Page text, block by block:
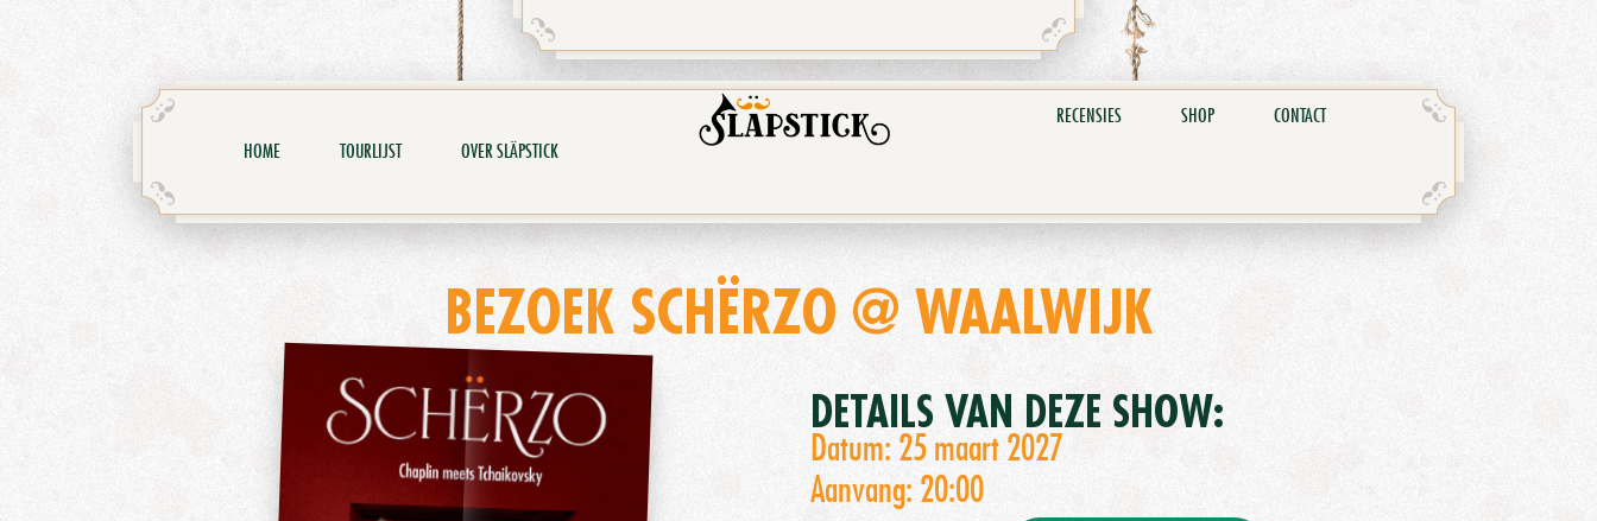
HOME TOURLIJST OVER SLÄPSTICK
RECENSIES SHOP CONTACT
BEZOEK SCHËRZO @ WAALWIJK
DETAILS VAN DEZE SHOW:
Datum: 25 maart 2027
Aanvang: 20:00